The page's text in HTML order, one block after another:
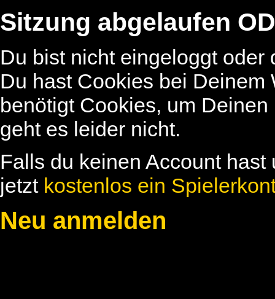
Sitzung abgelaufen
Du bist nicht eingeloggt
Du hast Cookies bei
benötigt Cookies, um
geht es leider nicht.
Falls du keinen Account
jetzt kostenlos ein
Neu anmelden